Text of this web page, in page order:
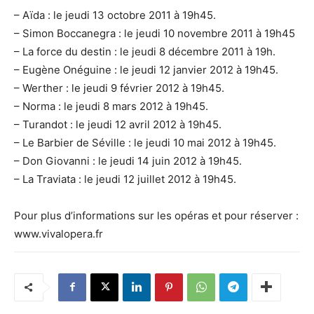
– Aïda : le jeudi 13 octobre 2011 à 19h45.
– Simon Boccanegra : le jeudi 10 novembre 2011 à 19h45
– La force du destin : le jeudi 8 décembre 2011 à 19h.
– Eugène Onéguine : le jeudi 12 janvier 2012 à 19h45.
– Werther : le jeudi 9 février 2012 à 19h45.
– Norma : le jeudi 8 mars 2012 à 19h45.
– Turandot : le jeudi 12 avril 2012 à 19h45.
– Le Barbier de Séville : le jeudi 10 mai 2012 à 19h45.
– Don Giovanni : le jeudi 14 juin 2012 à 19h45.
– La Traviata : le jeudi 12 juillet 2012 à 19h45.
Pour plus d’informations sur les opéras et pour réserver :
www.vivalopera.fr